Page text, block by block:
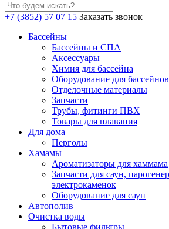
+7 (3852) 57 07 15 Заказать звонок
Бассейны
Бассейны и СПА
Аксессуары
Химия для бассейна
Оборудование для бассейнов
Отделочные материалы
Запчасти
Трубы, фитинги ПВХ
Товары для плавания
Для дома
Перголы
Хамамы
Ароматизаторы для хаммама
Запчасти для саун,
электрокаменок
Оборудование для саун
Автополив
Очистка воды
Бытовые фильтры